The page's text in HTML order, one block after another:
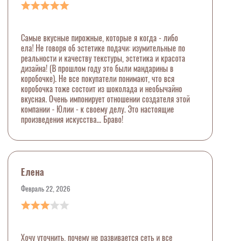
Самые вкусные пирожные, которые я когда - либо
ела! Не говоря об эстетике подачи: изумительные по
реальности и качеству текстуры, эстетика и красота
дизайна! (В прошлом году это были мандарины в
коробочке). Не все покупатели понимают, что вся
коробочка тоже состоит из шоколада и необычайно
вкусная. Очень импонирует отношении создателя этой
компании - Юлии - к своему делу. Это настоящие
произведения искусства… Браво!
Елена
Февраль 22, 2026
Хочу уточнить, почему не развивается сеть и все